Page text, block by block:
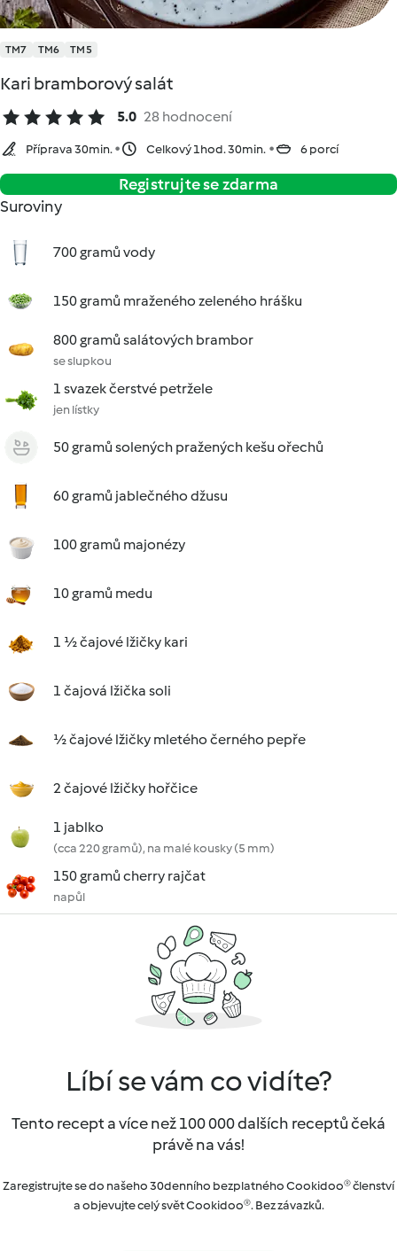
TM7 TM6 TM5
Kari bramborový salát
5.0 28 hodnocení
Příprava 30min. Celkový 1hod. 30min. 6 porcí
Registrujte se zdarma
Suroviny
700 gramů vody
150 gramů mraženého zeleného hrášku
800 gramů salátových brambor
se slupkou
1 svazek čerstvé petržele
jen lístky
50 gramů solených pražených kešu ořechů
60 gramů jablečného džusu
100 gramů majonézy
10 gramů medu
1 ½ čajové lžičky kari
1 čajová lžička soli
½ čajové lžičky mletého černého pepře
2 čajové lžičky hořčice
1 jablko
(cca 220 gramů), na malé kousky (5 mm)
150 gramů cherry rajčat
napůl
Líbí se vám co vidíte?
Tento recept a více než 100 000 dalších receptů čeká
právě na vás!
Zaregistrujte se do našeho 30denního bezplatného Cookidoo® členství
a objevujte celý svět Cookidoo®. Bez závazků.